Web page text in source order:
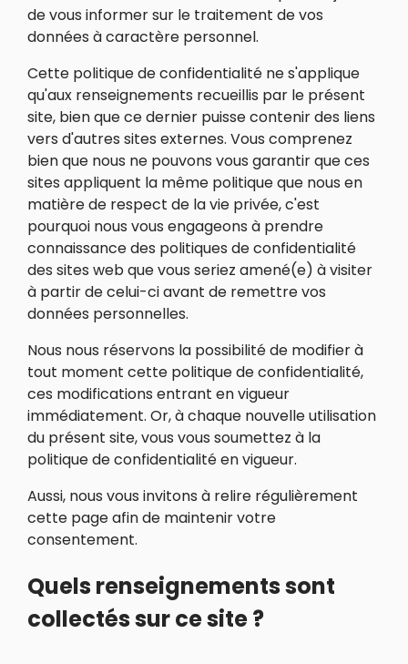
de vous informer sur le traitement de vos
données à caractère personnel.
Cette politique de confidentialité ne s'applique
qu'aux renseignements recueillis par le présent
site, bien que ce dernier puisse contenir des liens
vers d'autres sites externes. Vous comprenez
bien que nous ne pouvons vous garantir que ces
sites appliquent la même politique que nous en
matière de respect de la vie privée, c'est
pourquoi nous vous engageons à prendre
connaissance des politiques de confidentialité
des sites web que vous seriez amené(e) à visiter
à partir de celui-ci avant de remettre vos
données personnelles.
Nous nous réservons la possibilité de modifier à
tout moment cette politique de confidentialité,
ces modifications entrant en vigueur
immédiatement. Or, à chaque nouvelle utilisation
du présent site, vous vous soumettez à la
politique de confidentialité en vigueur.
Aussi, nous vous invitons à relire régulièrement
cette page afin de maintenir votre
consentement.
Quels renseignements sont
collectés sur ce site ?